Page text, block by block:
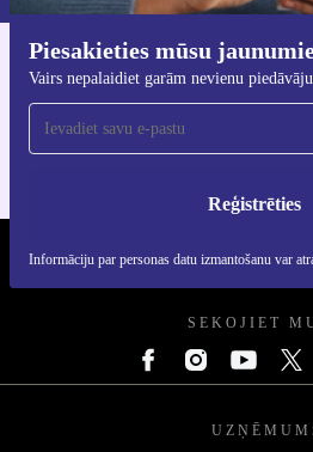
Piesakieties mūsu
Vairs nepalaidiet garām nevienu
Reģistrēties
Informāciju par personas datu izmantošanu var
Lejupielādējiet
iOS un Android
REFURBED -
SEKOJIET